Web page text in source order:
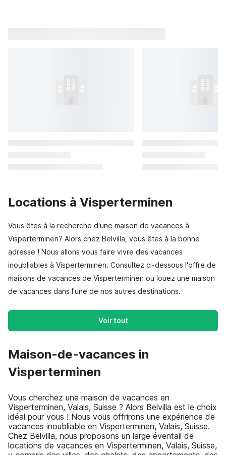
Locations à Visperterminen
Vous êtes à la recherche d'une maison de vacances à
Visperterminen? Alors chez Belvilla, vous êtes à la bonne
adresse ! Nous allons vous faire vivre des vacances
inoubliables à Visperterminen. Consultez ci-dessous l'offre de
maisons de vacances de Visperterminen ou louez une maison
de vacances dans l'une de nos autres destinations.
Voir tout
Maison-de-vacances in
Visperterminen
Vous cherchez une maison de vacances en
Visperterminen, Valais, Suisse ? Alors Belvilla est le choix
idéal pour vous ! Nous vous offrirons une expérience de
vacances inoubliable en Visperterminen, Valais, Suisse.
Chez Belvilla, nous proposons un large éventail de
locations de vacances en Visperterminen, Valais, Suisse,